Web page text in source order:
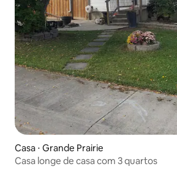
Casa ⋅ Grande Prairie
Casa longe de casa com 3 quartos